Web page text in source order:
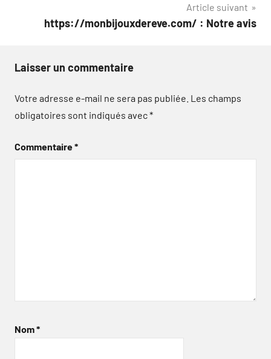
Article suivant
https://monbijouxdereve.com/ : Notre avis
Laisser un commentaire
Votre adresse e-mail ne sera pas publiée. Les champs
obligatoires sont indiqués avec*
Commentaire*
Nom*